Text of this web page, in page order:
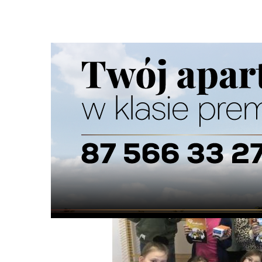
Ścieżka
nawigacyjna
Strona główna
Z ŻYCIA SZKÓŁ 02/06/2026/ 1 Komentarzy
Suwalscy uczniowie dbają o czyste